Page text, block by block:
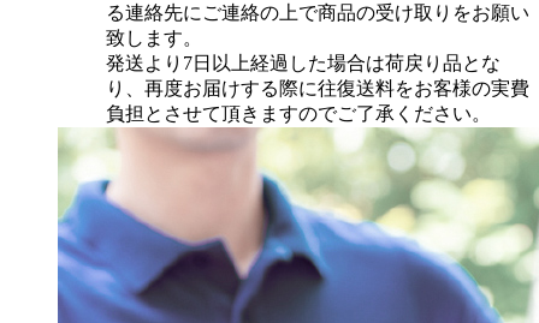
る連絡先にご連絡の上で商品の受け取りをお願い
致します。
発送より7日以上経過した場合は荷戻り品とな
り、再度お届けする際に往復送料をお客様の実費
負担とさせて頂きますのでご了承ください。